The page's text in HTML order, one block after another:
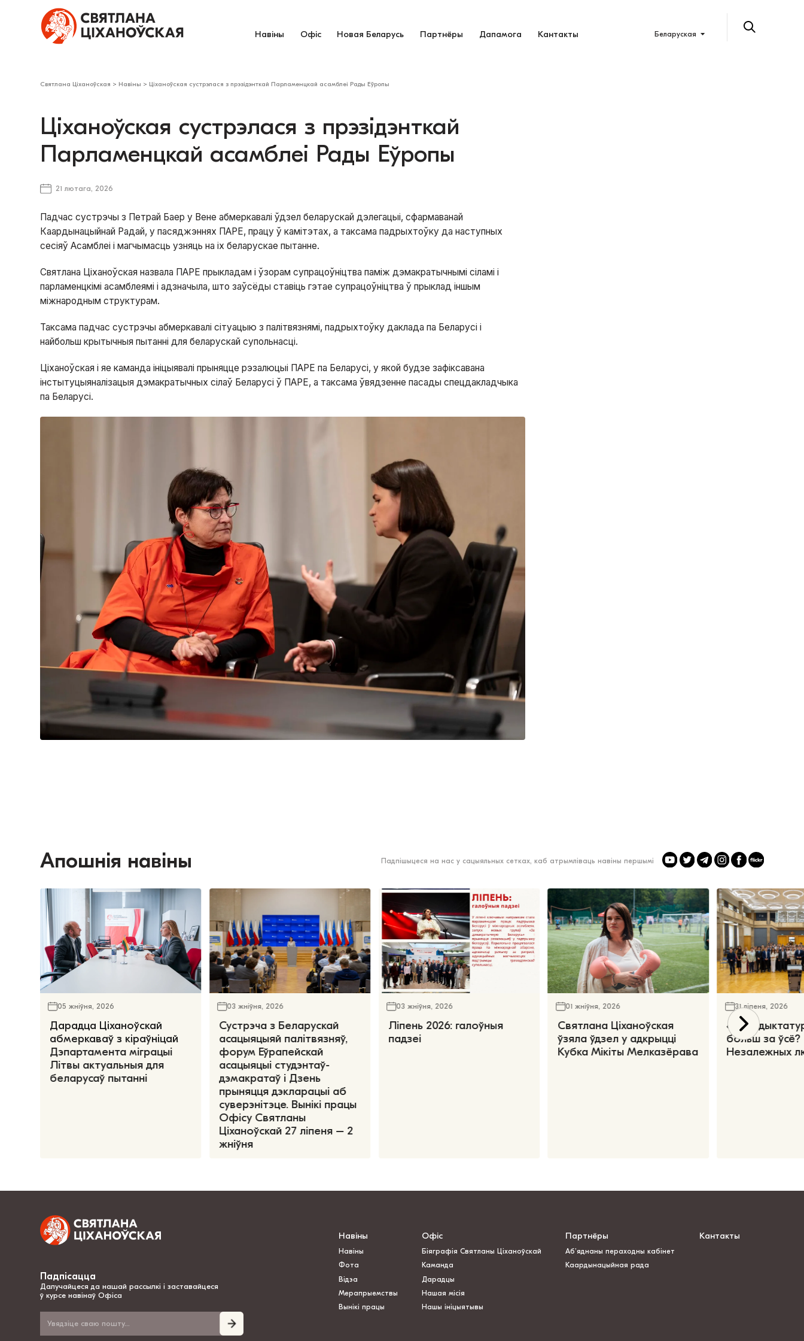
Навіны Офіс Новая Беларусь Партнёры Дапамога Кантакты Беларуская
Святлана Ціханоўская > Навіны > Ціханоўская сустрэлася з прэзідэнткай Парламенцкай асамблеі Рады Еўропы
Ціханоўская сустрэлася з прэзідэнткай
Парламенцкай асамблеі Рады Еўропы
21 лютага, 2026
Падчас сустрэчы з Петрай Баер у Вене абмеркавалі ўдзел беларускай дэлегацыі, сфармаванай
Каардынацыйнай Радай, у пасяджэннях ПАРЕ, працу ў камітэтах, а таксама падрыхтоўку да наступных
сесіяў Асамблеі і магчымасць узняць на іх беларускае пытанне.
Святлана Ціханоўская назвала ПАРЕ прыкладам і ўзорам супрацоўніцтва паміж дэмакратычнымі сіламі і
парламенцкімі асамблеямі і адзначыла, што заўсёды ставіць гэтае супрацоўніцтва ў прыклад іншым
міжнародным структурам.
Таксама падчас сустрэчы абмеркавалі сітуацыю з палітвязнямі, падрыхтоўку даклада па Беларусі і
найбольш крытычныя пытанні для беларускай супольнасці.
Ціханоўская і яе каманда ініцыявалі прыняцце рэзалюцыі ПАРЕ па Беларусі, у якой будзе зафіксавана
інстытуцыяналізацыя дэмакратычных сілаў Беларусі ў ПАРЕ, а таксама ўвядзенне пасады спецдакладчыка
па Беларусі.
Апошнія навіны Падпішыцеся на нас у сацыяльных сетках, каб атрымліваць навіны першымі
05 жніўня, 2026
Дарадца Ціханоўскай
абмеркаваў з кіраўніцай
Дэпартамента міграцыі
Літвы актуальныя для
беларусаў пытанні
03 жніўня, 2026
Сустрэча з Беларускай
асацыяцыяй палітвязняў,
форум Еўрапейскай
асацыяцыі студэнтаў-
дэмакратаў і Дзень
прыняцця дэкларацыі аб
суверэнітэце. Вынікі працы
Офісу Святланы
Ціханоўскай 27 ліпеня – 2
жніўня
03 жніўня, 2026
Ліпень 2026: галоўныя
падзеі
01 жніўня, 2026
Святлана Ціханоўская
ўзяла ўдзел у адкрыцці
Кубка Мікіты Мелказёрава
31 ліпеня, 2026
«Чаго
больш за ўсё?
Незалежных
Падпісацца
Далучайцеся да нашай рассылкі і заставайцеся
ў курсе навінаў Офіса
Навіны
Навіны
Фота
Відэа
Мерапрыемствы
Вынікі працы
Офіс
Біяграфія Святланы Ціханоўскай
Каманда
Дарадцы
Нашая місія
Нашы ініцыятывы
Партнёры
Аб’яднаны пераходны кабінет
Каардынацыйная рада
Кантакты